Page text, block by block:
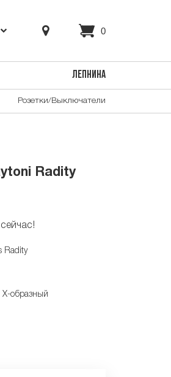
0
ЛЕПНИНА
Розетки/Выключатели
Radity
Radity
X-образный